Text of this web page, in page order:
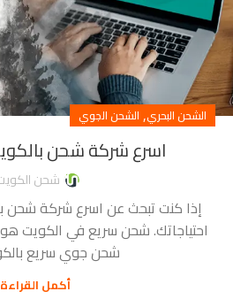
الشحن البحري, الشحن الجوي
اسرع شركة شحن بالكويت
شحن
إذا كنت تبحث عن اسرع شركة شحن
احتياجاتك. شحن سريع في الكويت
شحن جوي سريع
أكمل القراءة